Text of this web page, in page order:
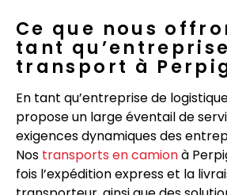
Ce que nous
tant
transport à
En tant qu’entreprise de
propose un large éventail de
exigences dynamiques des
Nos transports en camionà
fois l’expédition express et la